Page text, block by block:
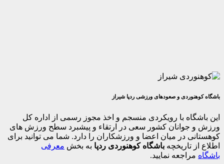
و صعودهای ورزشی ردپا شیراز
با رویکردی منسجم و اخذ مجوز رسمی از اداره کل
کشور سعی در ارتقاء و پیشبرد سطح ورزش های
در میان اعضا و ورزشکاران را دارد. شما می توانید برای
تاریخچه باشگاه کوهنوردی ردپابه بخش معرفی
نمایید.